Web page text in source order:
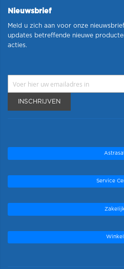
Nieuwsbrief
Meld u zich aan voor onze
updates betreffende nieuwe
acties.
INSCHRIJVEN
Service
Zakelijk
Winkel